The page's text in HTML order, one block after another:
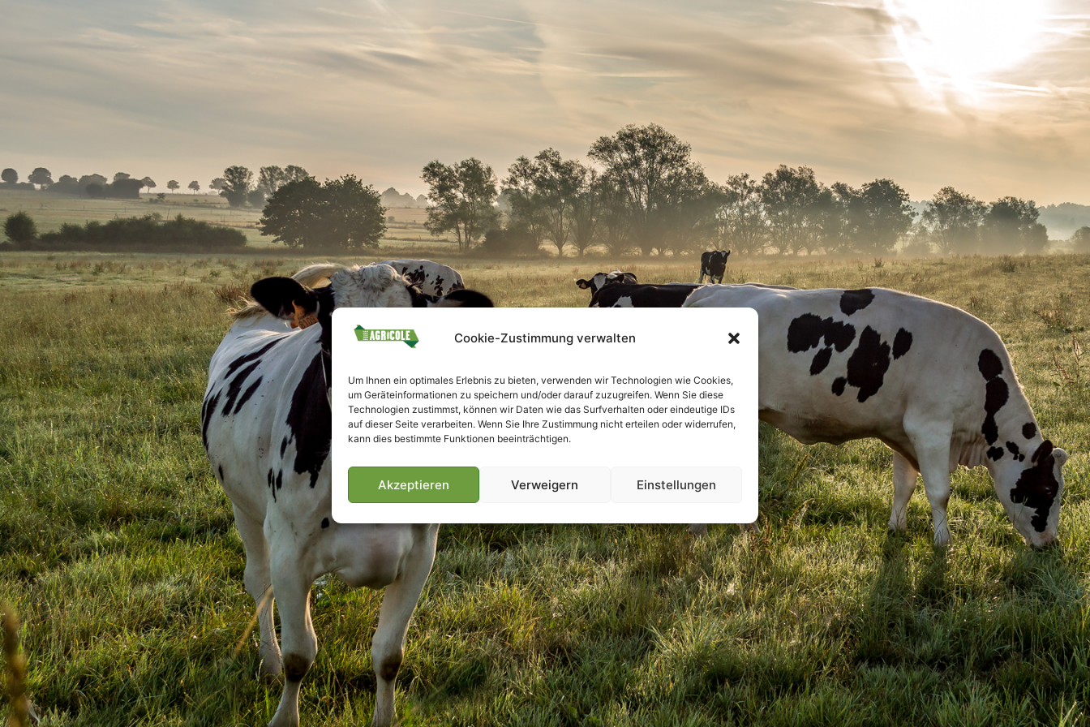
Cookie-Zustimmung verwalten
Um Ihnen ein optimales Erlebnis zu bieten, verwenden wir Technologien wie Cookies,
um Geräteinformationen zu speichern und/oder darauf zuzugreifen. Wenn Sie diese
Technologien zustimmst, können wir Daten wie das Surfverhalten oder eindeutige IDs
auf dieser Seite verarbeiten. Wenn Sie Ihre Zustimmung nicht erteilen oder widerrufen,
kann dies bestimmte Funktionen beeinträchtigen.
Akzeptieren Verweigern Einstellungen
Villmools Merci! Bis nächst Joer!